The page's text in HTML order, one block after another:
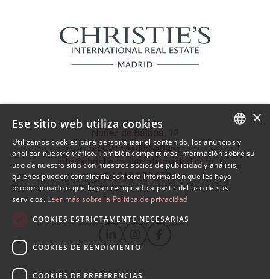
Núñez de Balboa, 12
28001 Madrid Spain
info@christiesrealestate-madrid.com
+34 910 970 970
SPANISH
ENGLISH
×
Ese sitio web utiliza cookies
Utilizamos cookies para personalizar el contenido, los anuncios y
analizar nuestro tráfico. También compartimos información sobre su
uso de nuestro sitio con nuestros socios de publicidad y análisis,
quienes pueden combinarla con otra información que les haya
proporcionado o que hayan recopilado a partir del uso de sus
servicios. Leer más sobre la Política de privacidad
COOKIES ESTRICTAMENTE NECESARIAS
COOKIES DE RENDIMIENTO
COOKIES DE PREFERENCIAS